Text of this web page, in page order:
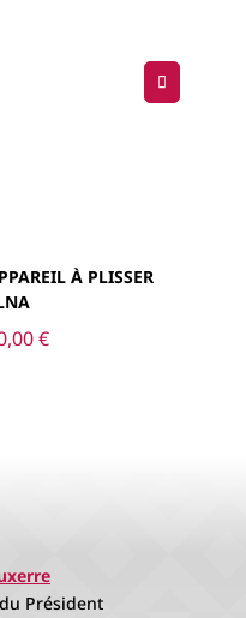
À PLISSER
€
Président